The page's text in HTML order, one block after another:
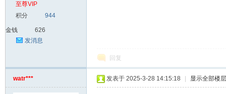
至尊VIP
积分
944
金钱
626
发消息
回复
watr*** 发表于 2025-3-28 14:15:18 显示全部楼层